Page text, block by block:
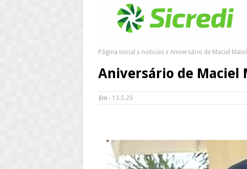
Página inicial noticias Aniversário de Maciel
Aniversário de Maciel
Em - 13.5.25